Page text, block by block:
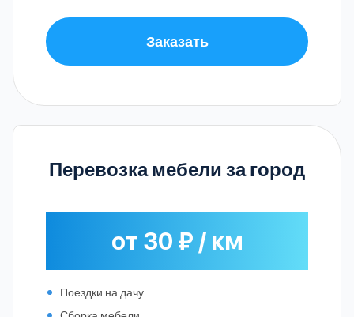
Заказать
Перевозка мебели за город
от 30 ₽ / км
Поездки на дачу